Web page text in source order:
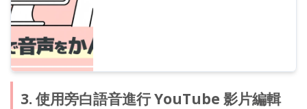
3. 使用旁白語音進行 YouTube 影片編輯